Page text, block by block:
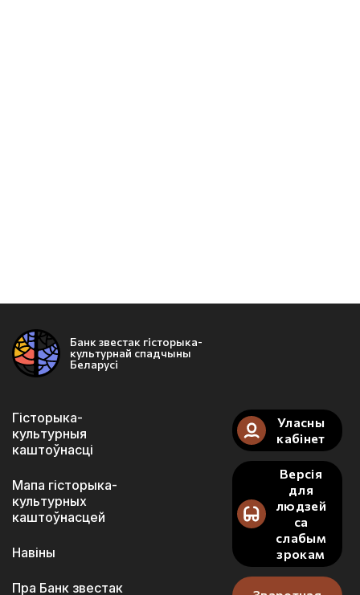
Банк звестак гісторыка-
культурнай спадчыны
Беларусі
Гісторыка-
культурныя
каштоўнасці
Мапа гісторыка-
культурных
каштоўнасцей
Навіны
Пра Банк звестак
Уласны
кабінет
Версія
для
людзей
са
слабым
зрокам